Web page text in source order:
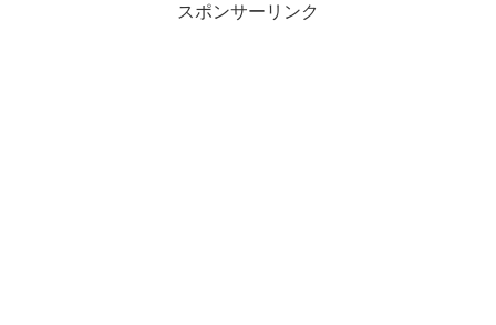
スポンサーリンク